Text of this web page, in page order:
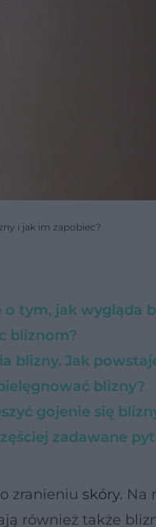
i jak im zapobiec?
o tym, jak wygląda
bliznom?
blizny. Jak
blizny?
gojenie się
zadawane
zranieniu skóry. Na
również także